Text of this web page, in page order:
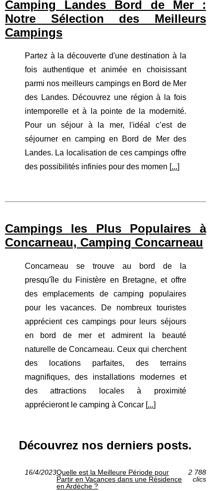
Camping Landes Bord de Mer :
Notre Sélection des Meilleurs
Campings
Partez à la découverte d'une destination à la
fois authentique et animée en choisissant
parmi nos meilleurs campings en Bord de Mer
des Landes. Découvrez une région à la fois
intemporelle et à la pointe de la modernité.
Pour un séjour à la mer, l'idéal c’est de
séjourner en camping en Bord de Mer des
Landes. La localisation de ces campings offre
des possibilités infinies pour des momen [ ...
Campings les Plus Populaires à
Concarneau, Camping Concarneau
Concarneau se trouve au bord de la
presqu'île du Finistère en Bretagne, et offre
des emplacements de camping populaires
pour les vacances. De nombreux touristes
apprécient ces campings pour leurs séjours
en bord de mer et admirent la beauté
naturelle de Concarneau. Ceux qui cherchent
des locations parfaites, des terrains
magnifiques, des installations modernes et
des attractions locales à proximité
apprécieront le camping à Concar [...]
Découvrez nos derniers posts.
16/4/2023Quelle est la Meilleure Période pour
Partir en Vacances dans une Résidence
en Ardèche ?
2 788
clics